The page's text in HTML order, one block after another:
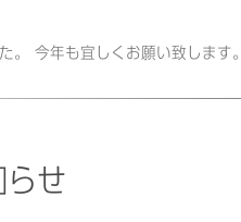
今年も宜しくお願い致します。
せ